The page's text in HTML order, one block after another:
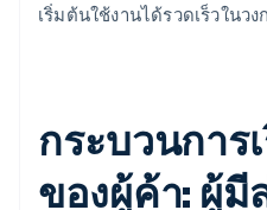
เริ่มต้นใช้งานได้รวดเร็วในวง
กระบวนการ
ของผู้ค้า: ผู้มี